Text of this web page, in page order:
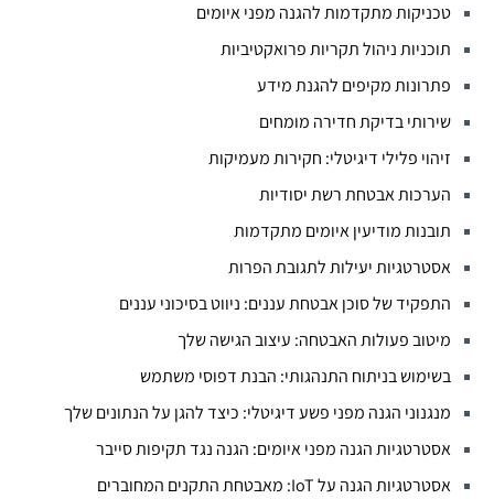
טכניקות מתקדמות להגנה מפני איומים
תוכניות ניהול תקריות פרואקטיביות
פתרונות מקיפים להגנת מידע
שירותי בדיקת חדירה מומחים
זיהוי פלילי דיגיטלי: חקירות מעמיקות
הערכות אבטחת רשת יסודיות
תובנות מודיעין איומים מתקדמות
אסטרטגיות יעילות לתגובת הפרות
התפקיד של סוכן אבטחת עננים: ניווט בסיכוני עננים
מיטוב פעולות האבטחה: עיצוב הגישה שלך
בשימוש בניתוח התנהגותי: הבנת דפוסי משתמש
מנגנוני הגנה מפני פשע דיגיטלי: כיצד להגן על הנתונים שלך
אסטרטגיות הגנה מפני איומים: הגנה נגד תקיפות סייבר
אסטרטגיות הגנה על IoT: מאבטחת התקנים המחוברים